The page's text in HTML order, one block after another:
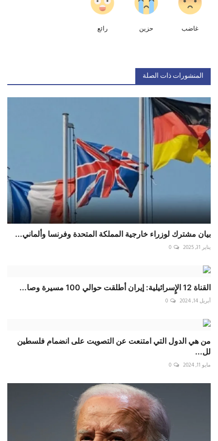
غاضب حزين رائع
المنشورات ذات الصلة
بيان مشترك لوزراء خارجية المملكة المتحدة وفرنسا وألماني...
يناير 31, 2025 0
القناة 12 الإٍسرائيلية: إيران أطلقت حوالي 100 مسيرة وصا...
أبريل 14, 2024 0
من هي الدول التي امتنعت عن التصويت على انضمام فلسطين
لل...
مايو 11, 2024 0